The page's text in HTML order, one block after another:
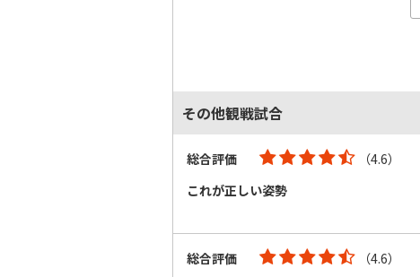
その他観戦試合
総合評価
（4.6）
これが正しい姿勢
総合評価
（4.6）